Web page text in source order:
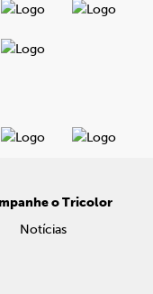
o Tricolor
Notícias